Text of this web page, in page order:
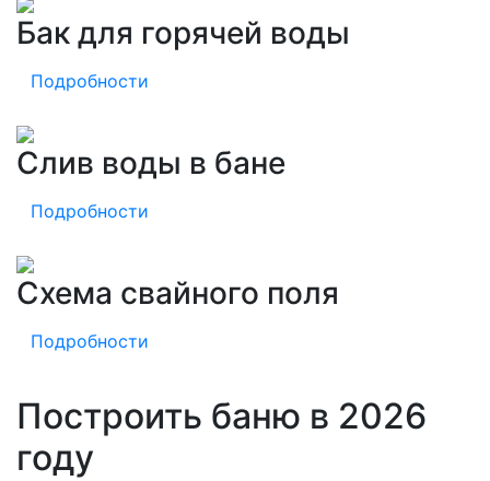
Бак для горячей воды
Подробности
Слив воды в бане
Подробности
Схема свайного поля
Подробности
Построить баню в 2026
году